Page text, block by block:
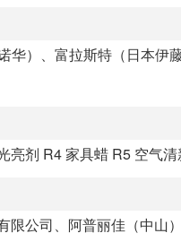
）、富拉斯特（日本伊
剂 R4 家具蜡 R5 空气
公司、阿普丽佳（中山